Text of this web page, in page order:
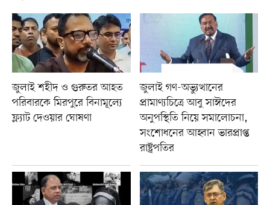
জুলাই শহীদ ও গুরুতর আহত
পরিবারকে মিরপুরে বিনামূল্যে
ফ্ল্যাট দেওয়ার ঘোষণা
জুলাই গণ-অভ্যুত্থানের
প্রামাণ্যচিত্রে আবু সাঈদের
অনুপস্থিতি নিয়ে সমালোচনা,
সংশোধনের আহ্বান ভারপ্রাপ্ত
রাষ্ট্রপতির